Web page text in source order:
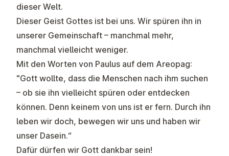
dieser Welt.
Dieser Geist Gottes ist bei uns. Wir spüren ihn in
unserer Gemeinschaft – manchmal mehr,
manchmal vielleicht weniger.
Mit den Worten von Paulus auf dem Areopag:
"Gott wollte, dass die Menschen nach ihm suchen
– ob sie ihn vielleicht spüren oder entdecken
können. Denn keinem von uns ist er fern. Durch ihn
leben wir doch, bewegen wir uns und haben wir
unser Dasein.“
Dafür dürfen wir Gott dankbar sein!